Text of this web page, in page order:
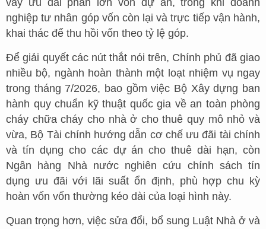
nghiệp tư nhân góp vốn còn lại và trực tiếp vận hành,
khai thác để thu hồi vốn theo tỷ lệ góp.
Để giải quyết các nút thắt nói trên, Chính phủ đã giao
nhiều bộ, ngành hoàn thành một loạt nhiệm vụ ngay
trong tháng 7/2026, bao gồm việc Bộ Xây dựng ban
hành quy chuẩn kỹ thuật quốc gia về an toàn phòng
cháy chữa cháy cho nhà ở cho thuê quy mô nhỏ và
vừa, Bộ Tài chính hướng dẫn cơ chế ưu đãi tài chính
và tín dụng cho các dự án cho thuê dài hạn, còn
Ngân hàng Nhà nước nghiên cứu chính sách tín
dụng ưu đãi với lãi suất ổn định, phù hợp chu kỳ
hoàn vốn vốn thường kéo dài của loại hình này.
Quan trọng hơn, việc sửa đổi, bổ sung Luật Nhà ở và